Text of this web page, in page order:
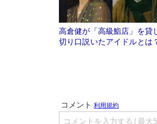
高倉健が「高級鮨店」を貸
切り口説いたアイドルとは